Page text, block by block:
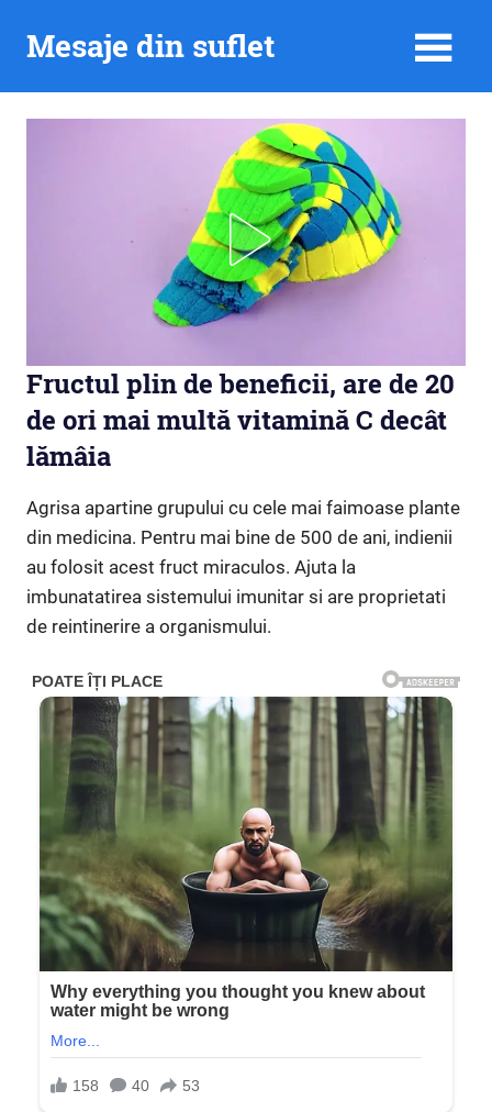
Mesaje din suflet
Fructul plin de beneficii, are de 20
de ori mai multă vitamină C decât
lămâia
Agrisa apartine grupului cu cele mai faimoase plante
din medicina. Pentru mai bine de 500 de ani, indienii
au folosit acest fruct miraculos. Ajuta la
imbunatatirea sistemului imunitar si are proprietati
de reintinerire a organismului.